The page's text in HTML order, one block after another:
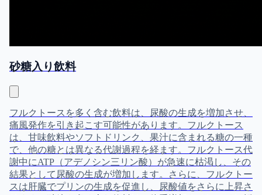
フルクトースを多く含む飲料は、尿酸の生成を増加させ、
は、甘味飲料やソフトドリンク、果汁に含まれる糖の一種
結果として尿酸の生成が増加します。さらに、フルクトー
スは肝臓でプリンの生成を促進し、尿酸値をさらに上昇さ
せます。砂糖を多く含む飲料は、体重増加やインスリン抵
抗性を引き起こすことで間接的に痛風リスクを高める可能
性もあります。『ブリティッシュ・メディカル・ジャーナ
ル』に掲載された前向き研究では、砂糖入りソフトドリン
クの摂取が痛風のリスク増加と関連しており、1日2杯以上
の摂取でリスクが85％増加することが示されています [1],